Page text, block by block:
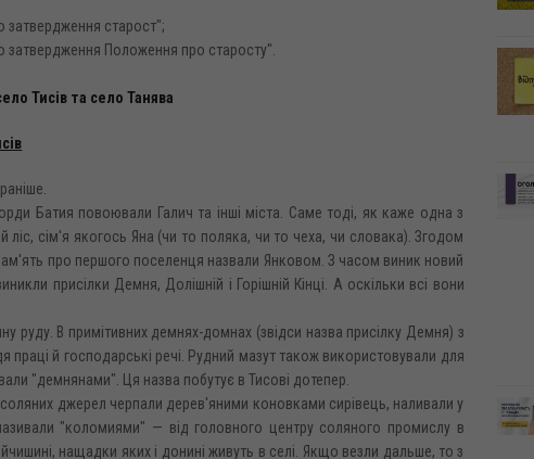
затвердження старост";
затвердження Положення про старосту".
Тисів та село Танява
Батия повоювали Галич та інші міста. Саме тоді, як каже одна з
ліс, сім'я якогось Яна (чи то поляка, чи то чеха, чи словака). Згодом
про першого поселенця назвали Янковом. З часом виник новий
присілки Демня, Долішній і Горішній Кінці. А оскільки всі вони
руду. В примітивних демнях-домнах (звідси назва присілку Демня) з
праці й господарські речі. Рудний мазут також використовували для
"демнянами". Ця назва побутує в Тисові дотепер.
джерел черпали дерев'яними коновками сирівець, наливали у
"коломиями" — від головного центру соляного промислу в
нащадки яких і донині живуть в селі. Якщо везли дальше, то з